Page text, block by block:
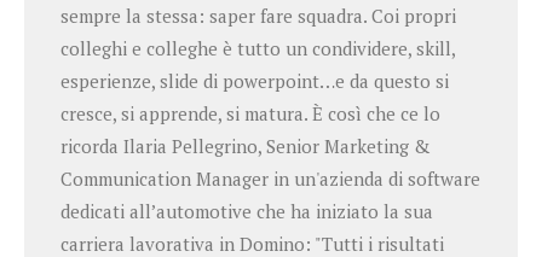
sempre la stessa: saper fare squadra. Coi propri
colleghi e colleghe è tutto un condividere, skill,
esperienze, slide di powerpoint…e da questo si
cresce, si apprende, si matura. È così che ce lo
ricorda Ilaria Pellegrino, Senior Marketing &
Communication Manager in un'azienda di software
dedicati all’automotive che ha iniziato la sua
carriera lavorativa in Domino: "Tutti i risultati